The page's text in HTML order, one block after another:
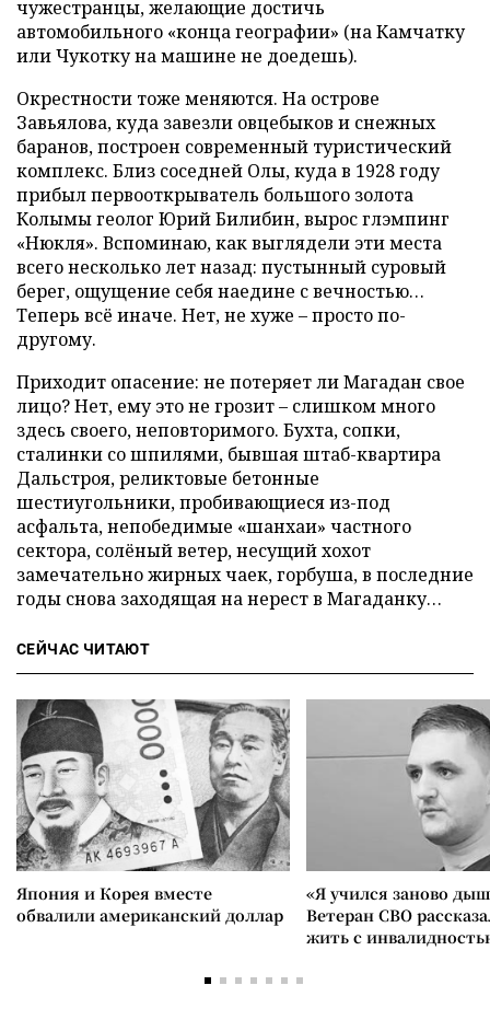
чужестранцы, желающие достичь
автомобильного «конца географии» (на Камчатку
или Чукотку на машине не доедешь).
Окрестности тоже меняются. На острове
Завьялова, куда завезли овцебыков и снежных
баранов, построен современный туристический
комплекс. Близ соседней Олы, куда в 1928 году
прибыл первооткрыватель большого золота
Колымы геолог Юрий Билибин, вырос глэмпинг
«Нюкля». Вспоминаю, как выглядели эти места
всего несколько лет назад: пустынный суровый
берег, ощущение себя наедине с вечностью…
Теперь всё иначе. Нет, не хуже – просто по-
другому.
Приходит опасение: не потеряет ли Магадан свое
лицо? Нет, ему это не грозит – слишком много
здесь своего, неповторимого. Бухта, сопки,
сталинки со шпилями, бывшая штаб-квартира
Дальстроя, реликтовые бетонные
шестиугольники, пробивающиеся из-под
асфальта, непобедимые «шанхаи» частного
сектора, солёный ветер, несущий хохот
замечательно жирных чаек, горбуша, в последние
годы снова заходящая на нерест в Магаданку…
СЕЙЧАС ЧИТАЮТ
Япония и Корея вместе
обвалили американский доллар
«Я учился заново
Ветеран СВО
жить с